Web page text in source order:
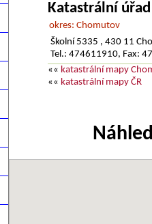
Katastrální
okres: Chomutov
Školní 5335 , 430 11
Tel.: 474611910, Fax:
«« katastrální mapy
«« katastrální mapy ČR